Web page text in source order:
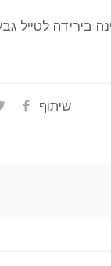
בירידה לטייל
שיתוף